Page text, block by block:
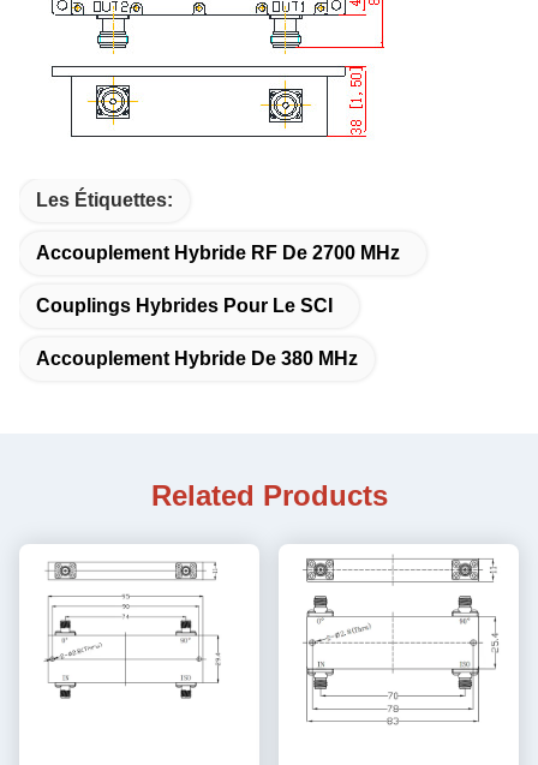
Les Étiquettes:
Accouplement Hybride RF De 2700 MHz
Couplings Hybrides Pour Le SCI
Accouplement Hybride De 380 MHz
Related Products